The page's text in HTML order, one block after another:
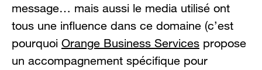
message… mais aussi le media utilisé ont
tous une influence dans ce domaine (c’est
pourquoi Orange Business Services propose
un accompagnement spécifique pour